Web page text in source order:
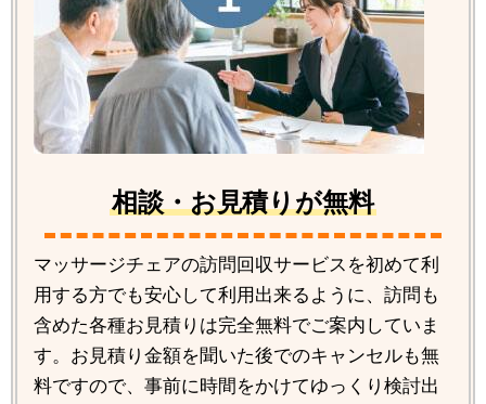
相談・お見積りが無料
マッサージチェアの訪問回収サービスを初めて利
用する方でも安心して利用出来るように、訪問も
含めた各種お見積りは完全無料でご案内していま
す。お見積り金額を聞いた後でのキャンセルも無
料ですので、事前に時間をかけてゆっくり検討出